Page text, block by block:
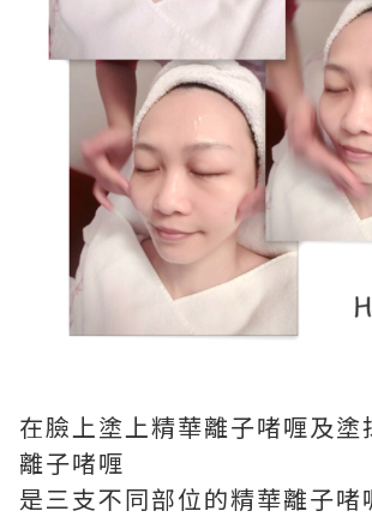
在臉上塗上精華離子啫喱及塗
離子啫喱
是三支不同部位的精華離子啫